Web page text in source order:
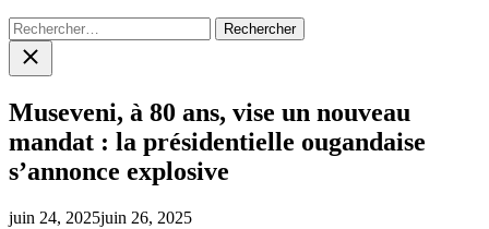
Rechercher :
Close
search
Museveni, à 80 ans, vise un nouveau
mandat : la présidentielle ougandaise
s’annonce explosive
juin 24, 2025juin 26, 2025